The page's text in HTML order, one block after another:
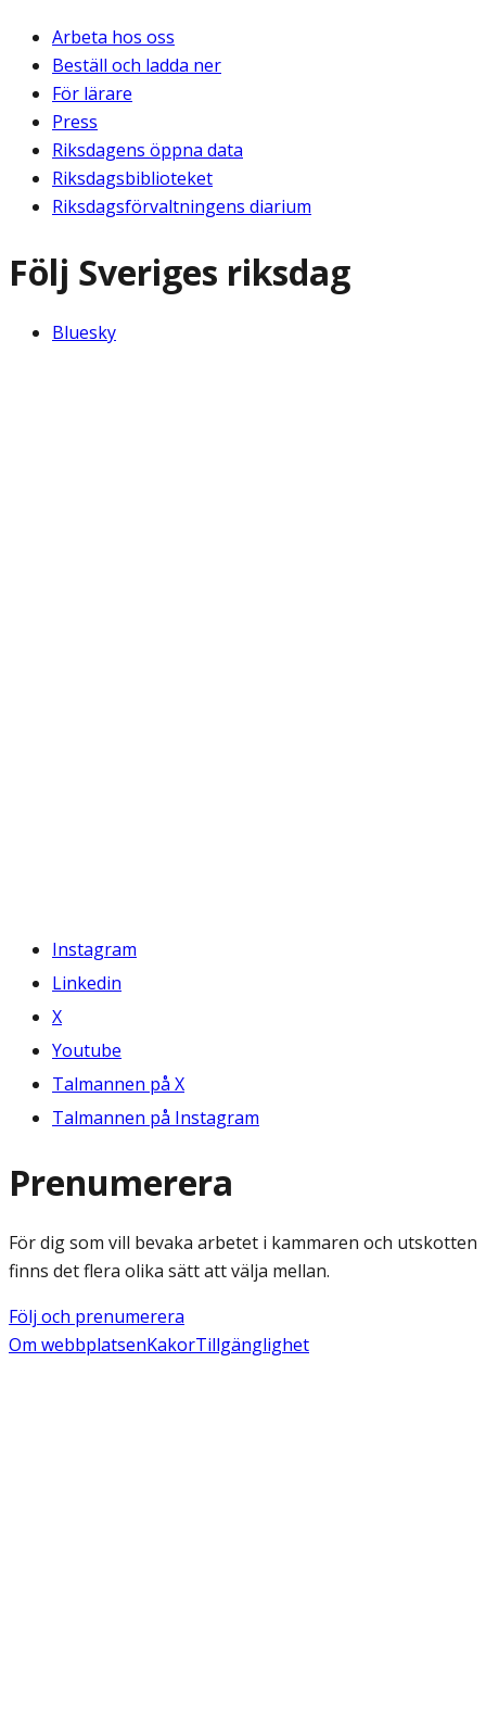
Arbeta hos oss
Beställ och ladda ner
För lärare
Press
Riksdagens öppna data
Riksdagsbiblioteket
Riksdagsförvaltningens diarium
Följ Sveriges riksdag
Bluesky
Instagram
Linkedin
X
Youtube
Talmannen på X
Talmannen på Instagram
Prenumerera
För dig som vill bevaka arbetet i kammaren och utskotten
finns det flera olika sätt att välja mellan.
Följ och prenumerera
Om webbplatsenKakorTillgänglighet